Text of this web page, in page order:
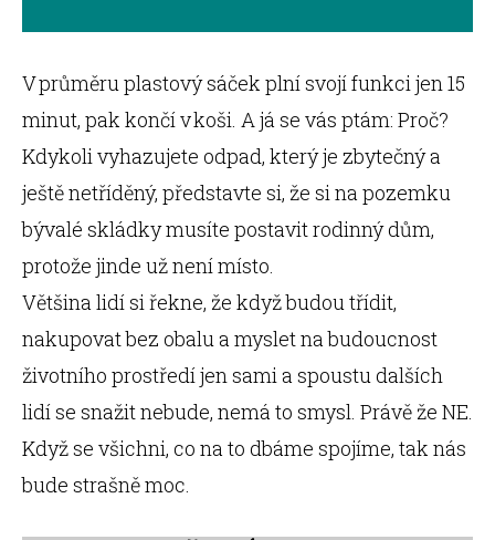
V průměru plastový sáček plní svojí funkci jen 15
minut, pak končí v koši. A já se vás ptám: Proč?
Kdykoli vyhazujete odpad, který je zbytečný a
ještě netříděný, představte si, že si na pozemku
bývalé skládky musíte postavit rodinný dům,
protože jinde už není místo.
Většina lidí si řekne, že když budou třídit,
nakupovat bez obalu a myslet na budoucnost
životního prostředí jen sami a spoustu dalších
lidí se snažit nebude, nemá to smysl. Právě že NE.
Když se všichni, co na to dbáme spojíme, tak nás
bude strašně moc.